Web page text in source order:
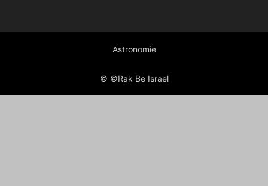
Astronomie
© ©Rak Be Israel